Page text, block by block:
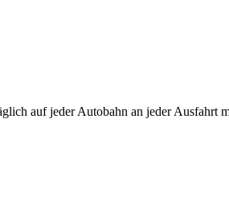
auf jeder Autobahn an jeder